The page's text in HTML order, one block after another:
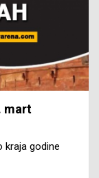
mart
kraja godine